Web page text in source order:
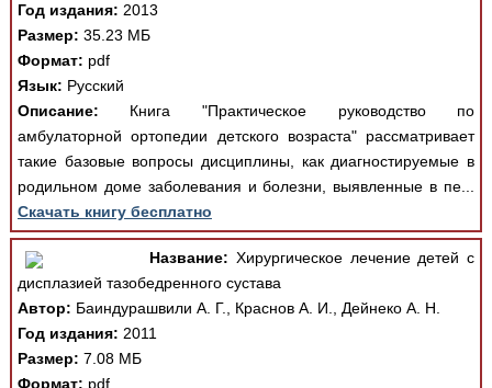
Год издания: 2013
Размер: 35.23 МБ
Формат: pdf
Язык: Русский
Описание: Книга "Практическое руководство по
амбулаторной ортопедии детского возраста" рассматривает
такие базовые вопросы дисциплины, как диагностируемые в
родильном доме заболевания и болезни, выявленные в пе...
Скачать книгу бесплатно
Название: Хирургическое лечение детей с
дисплазией тазобедренного сустава
Автор: Баиндурашвили А. Г., Краснов А. И., Дейнеко А. Н.
Год издания: 2011
Размер: 7.08 МБ
Формат: pdf